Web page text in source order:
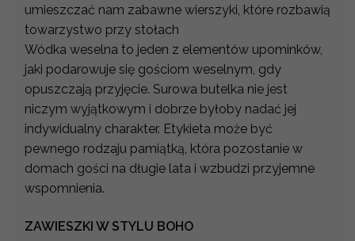
umieszczać nam zabawne wierszyki, które rozbawią
towarzystwo przy stołach
Wódka weselna to jeden z elementów upominków,
jaki podarowuje się gościom weselnym, gdy
opuszczają przyjęcie. Surowa butelka nie jest
niczym wyjątkowym i dobrze byłoby nadać jej
indywidualny charakter. Etykieta może być
pewnego rodzaju pamiątką, która pozostanie w
domach gości na długie lata i wzbudzi przyjemne
wspomnienia.
ZAWIESZKI W STYLU BOHO